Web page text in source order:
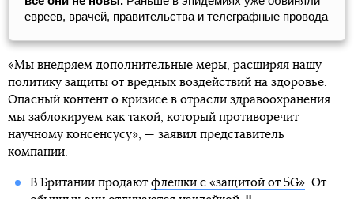
евреев, врачей, правительства и телеграфные провода
«Мы внедряем дополнительные меры, расширяя нашу
политику защиты от вредных воздействий на здоровье.
Опасный контент о кризисе в отрасли здравоохранения
мы заблокируем как такой, который противоречит
научному консенсусу», — заявил представитель
компании.
В Британии продают флешки с «защитой от 5G». От